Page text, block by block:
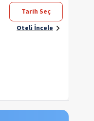
Tarih Seç
Oteli İncele